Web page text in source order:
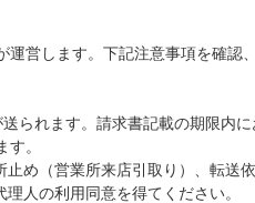
営します。下記注意事項を確認
られます。請求書記載の期限内
。
め（営業所来店引取り）、転送
人の利用同意を得てください。